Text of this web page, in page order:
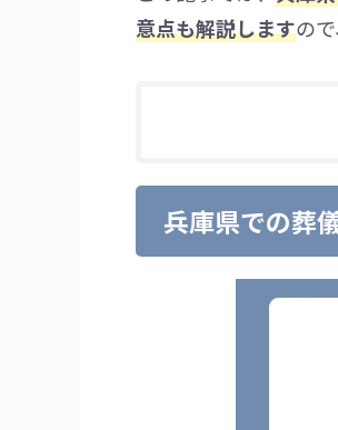
意点も解説しますの
兵庫県での葬